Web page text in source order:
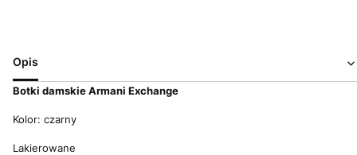
Opis
Botki damskie Armani Exchange
Kolor: czarny
Lakierowane